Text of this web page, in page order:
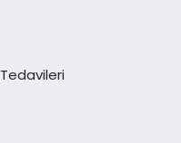
Tedavileri